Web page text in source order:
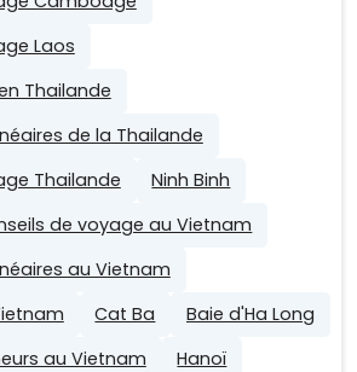
Laos
Thailande
de la Thailande
Thailande
Ninh Binh
de voyage au Vietnam
au Vietnam
Cat Ba
Baie d'Ha Long
au Vietnam
Hanoï